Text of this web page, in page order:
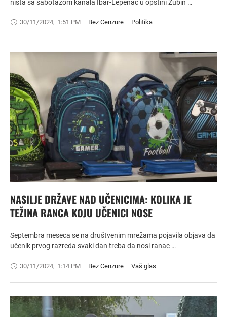
ništa sa sabotažom kanala Ibar-Lepenac u opštini Zubin …
30/11/2024, 1:51 PM Bez Cenzure Politika
NASILJE DRŽAVE NAD UČENICIMA: KOLIKA JE
TEŽINA RANCA KOJU UČENICI NOSE
Septembra meseca se na društvenim mrežama pojavila objava da
učenik prvog razreda svaki dan treba da nosi ranac …
30/11/2024, 1:14 PM Bez Cenzure Vaš glas